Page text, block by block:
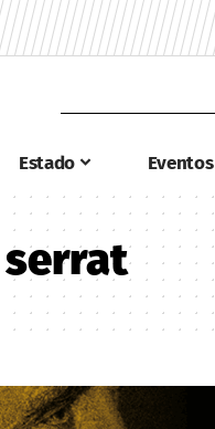
Estado Eventos
serrat